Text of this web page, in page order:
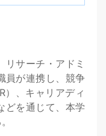
リサーチ・アドミ
員が連携し、競争
）、キャリアディ
どを通じて、本学